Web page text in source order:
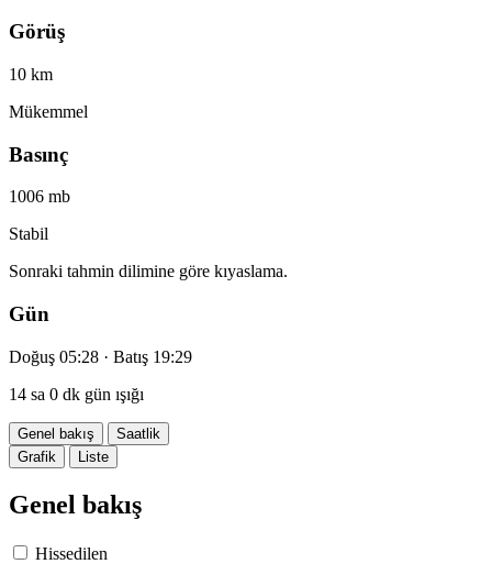
Görüş
10 km
Mükemmel
Basınç
1006 mb
Stabil
Sonraki tahmin dilimine göre kıyaslama.
Gün
Doğuş 05:28 · Batış 19:29
14 sa 0 dk gün ışığı
Genel bakış
Saatlik
Grafik
Liste
Genel bakış
Hissedilen